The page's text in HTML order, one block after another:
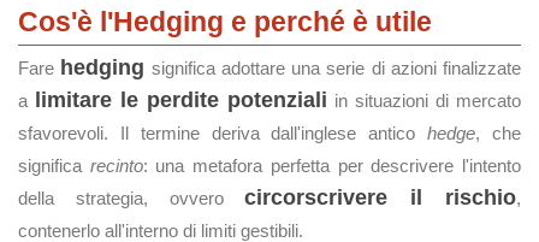
Cos'è l'Hedging e perché è utile
Fare hedging significa adottare una serie di azioni finalizzate
a
limitare le perdite potenziali in situazioni di mercato
sfavorevoli. Il termine deriva dall'inglese anticohedge, che
significa recinto: una metafora perfetta per descrivere l'intento
della strategia, ovverocircorscrivere il rischio,
contenerlo all'interno di limiti gestibili.